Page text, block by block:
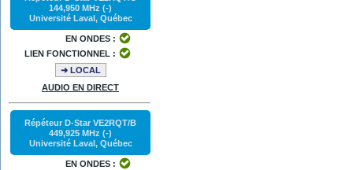
144,950 MHz (-)
Université Laval, Québec
EN ONDES :
LIEN FONCTIONNEL :
➜ LOCAL
AUDIO EN DIRECT
Répéteur D-Star VE2RQT/B
449,925 MHz (-)
Université Laval, Québec
EN ONDES :